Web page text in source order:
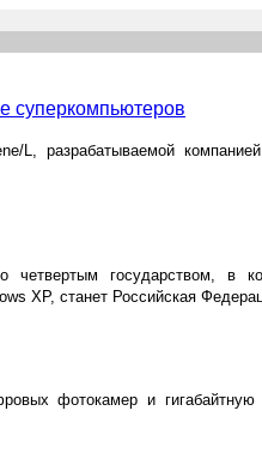
суперкомпьютеров
L, разрабатываемой
государством, в
XP, станет Российская
фотокамер и гигабайтную